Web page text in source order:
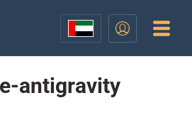
antigravity